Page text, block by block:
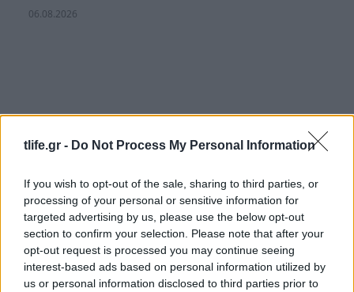
tlife.gr - Do Not Process My Personal Information
If you wish to opt-out of the sale, sharing to third parties, or
processing of your personal or sensitive information for
targeted advertising by us, please use the below opt-out
section to confirm your selection. Please note that after your
opt-out request is processed you may continue seeing
interest-based ads based on personal information utilized by
us or personal information disclosed to third parties prior to
06.08.2026